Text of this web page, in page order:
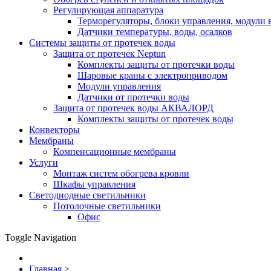
Регулирующая аппаратура
Терморегуляторы, блоки управления, модули
Датчики температуры, воды, осадков
Системы защиты от протечек воды
Защита от протечек Neptun
Комплекты защиты от протечки воды
Шаровые краны с электроприводом
Модули управления
Датчики от протечки воды
Защита от протечек воды АКВАЛОРД
Комплекты защиты от протечек воды
Конвекторы
Мембраны
Компенсационные мембраны
Услуги
Монтаж систем обогрева кровли
Шкафы управления
Светодиодные светильники
Потолочные светильники
Офис
Toggle Navigation
Главная >